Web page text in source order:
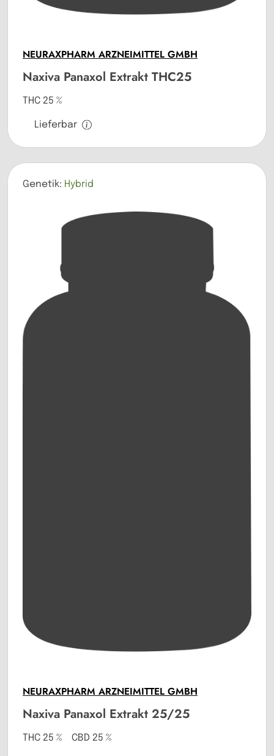
NEURAXPHARM ARZNEIMITTEL GMBH
Naxiva Panaxol Extrakt THC25
THC 25 %
Lieferbar
Genetik: Hybrid
NEURAXPHARM ARZNEIMITTEL GMBH
Naxiva Panaxol Extrakt 25/25
THC 25 % CBD 25 %